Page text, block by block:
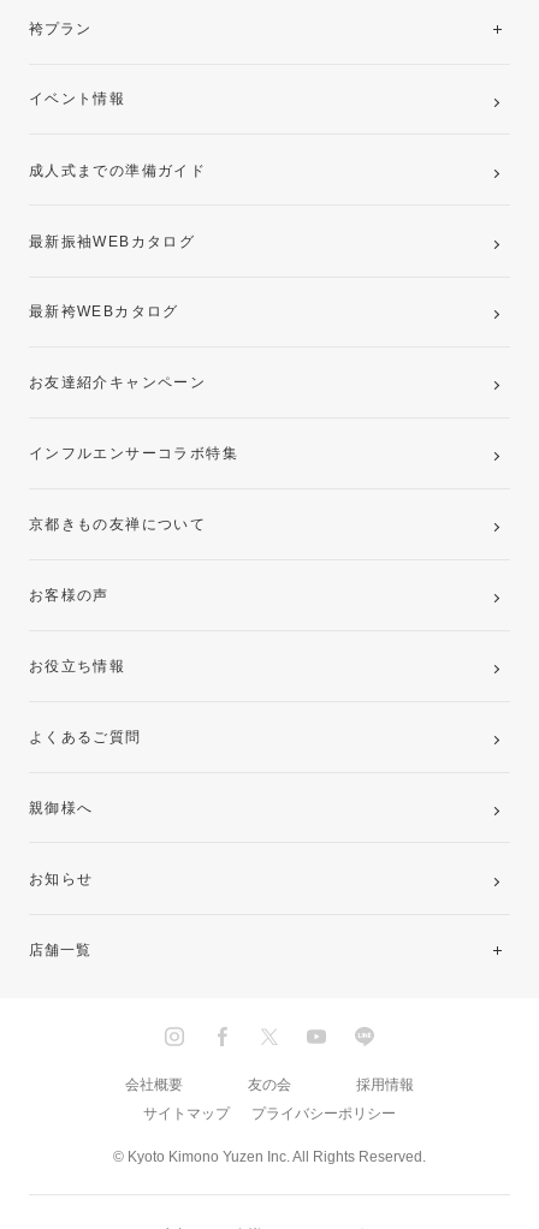
レンタルプラン
袴プラン
卒業袴レンタルプラン
イベント情報
成人式までの準備ガイド
最新振袖WEBカタログ
最新袴WEBカタログ
お友達紹介キャンペーン
インフルエンサーコラボ特集
京都きもの友禅について
お客様の声
お役立ち情報
よくあるご質問
親御様へ
お知らせ
店舗一覧
© Kyoto Kimono Yuzen Inc. All Rights Reserved.
会社概要 友の会
採用情報
サイトマップ
プライバシーポリシー